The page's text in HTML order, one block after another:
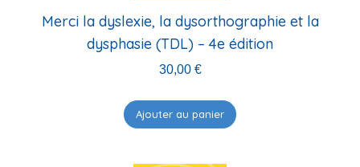
Merci la dyslexie, la dysorthographie et la
dysphasie (TDL) – 4e édition
30,00 €
Ajouter au panier